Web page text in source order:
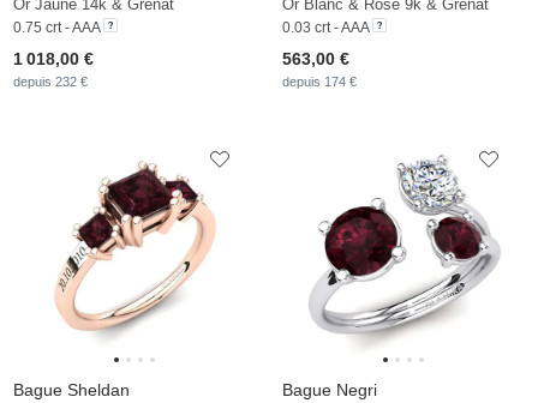
Or Jaune 14k & Grenat
0.75 crt - AAA
1 018,00 €
depuis 232 €
Or Blanc & Rose 9k & Grenat
0.03 crt - AAA
563,00 €
depuis 174 €
Bague Sheldan Bague Negri